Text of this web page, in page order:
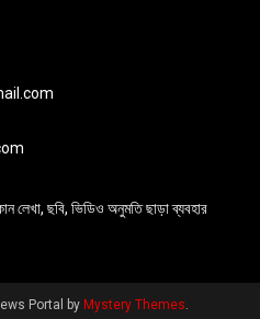
লেখা, ছবি, ভিডিও অনুমতি ছাড়া ব্যবহার
Portal by Mystery Themes